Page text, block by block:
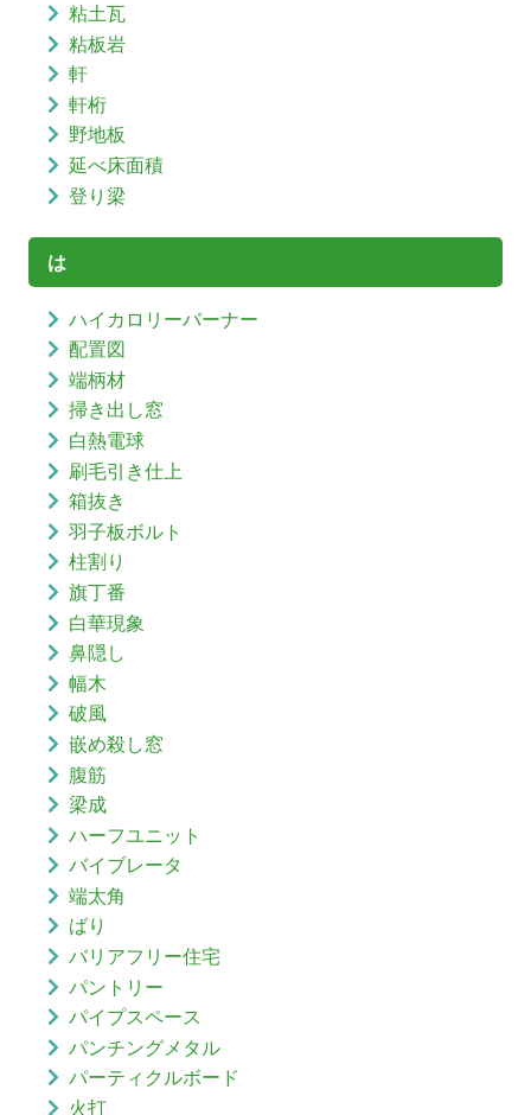
粘土瓦
粘板岩
軒
軒桁
野地板
延べ床面積
登り梁
は
ハイカロリーバーナー
配置図
端柄材
掃き出し窓
白熱電球
刷毛引き仕上
箱抜き
羽子板ボルト
柱割り
旗丁番
白華現象
鼻隠し
幅木
破風
嵌め殺し窓
腹筋
梁成
ハーフユニット
バイブレータ
端太角
ばり
バリアフリー住宅
パントリー
パイプスペース
パンチングメタル
パーティクルボード
火打